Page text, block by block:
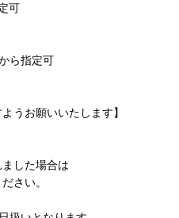
可
ら指定可
うお願いいたします】
した場合は
さい。